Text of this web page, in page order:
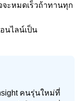
จะหมดเร็วถ้าทานทุก
นไลน์เป็น
คนรุ่นใหม่ที่